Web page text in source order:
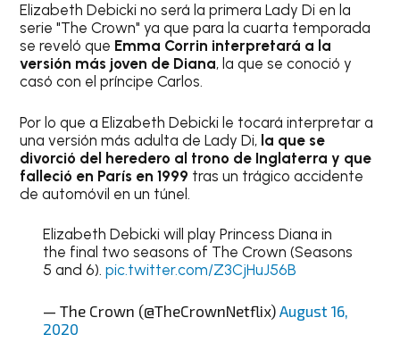
Elizabeth Debicki no será la primera Lady Di en la
serie "The Crown" ya que para la cuarta temporada
se reveló que Emma Corrin interpretará a la
versión más joven de Diana, la que se conoció y
casó con el príncipe Carlos.
Por lo que a Elizabeth Debicki le tocará interpretar a
una versión más adulta de Lady Di, la que se
divorció del heredero al trono de Inglaterra y que
falleció en París en 1999 tras un trágico accidente
de automóvil en un túnel.
Elizabeth Debicki will play Princess Diana in
the final two seasons of The Crown (Seasons
5 and 6). pic.twitter.com/Z3CjHuJ56B
— The Crown (@TheCrownNetflix) August 16,
2020